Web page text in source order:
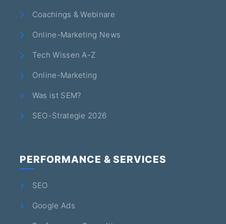
Coachings & Webinare
Online-Marketing News
Tech Wissen A-Z
Online-Marketing
Was ist SEM?
SEO-Strategie 2026
PERFORMANCE & SERVICES
SEO
Google Ads